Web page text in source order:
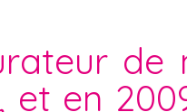
et en